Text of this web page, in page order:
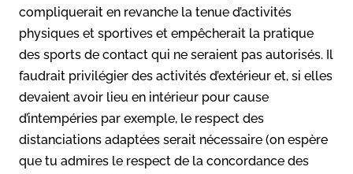
compliquerait en revanche la tenue d’activités
physiques et sportives et empêcherait la pratique
des sports de contact qui ne seraient pas autorisés. Il
faudrait privilégier des activités d’extérieur et, si elles
devaient avoir lieu en intérieur pour cause
d’intempéries par exemple, le respect des
distanciations adaptées serait nécessaire (on espère
que tu admires le respect de la concordance des